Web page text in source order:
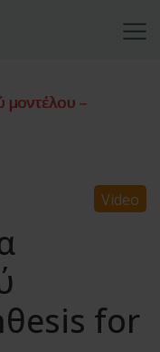
μοντέλου –
Video
for